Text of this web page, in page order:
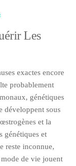
Les
exactes encore
probablement
génétiques
développent sous
et la
génétiques et
reste inconnue,
mode de vie jouent